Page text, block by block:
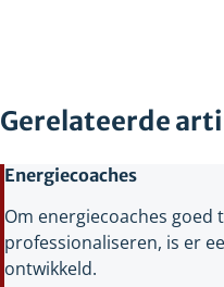
Gerelateerde
Energiecoaches
Om energiecoaches
professionaliseren, is er
ontwikkeld.